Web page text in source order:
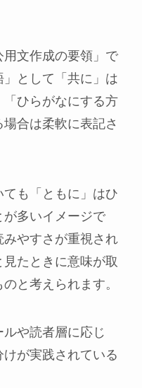
文作成の要領」で
として「共に」は
ひらがなにする方
合は柔軟に表記さ
も「ともに」はひ
が多いイメージで
やすさが重視され
たときに意味が取
と考えられます。
や読者層に応じ
が実践されている